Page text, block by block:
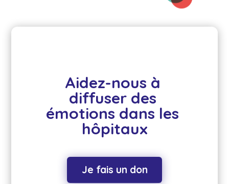
Aidez-nous à
diffuser des
émotions dans les
hôpitaux
Je fais un don